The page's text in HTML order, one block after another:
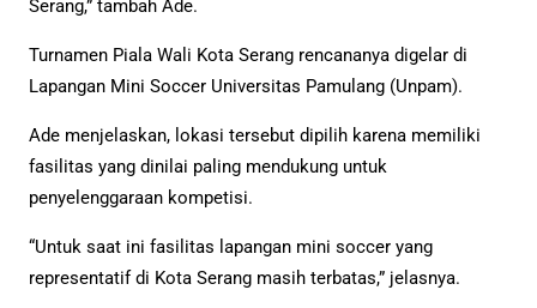
Serang,” tambah Ade.
Turnamen Piala Wali Kota Serang rencananya digelar di
Lapangan Mini Soccer Universitas Pamulang (Unpam).
Ade menjelaskan, lokasi tersebut dipilih karena memiliki
fasilitas yang dinilai paling mendukung untuk
penyelenggaraan kompetisi.
“Untuk saat ini fasilitas lapangan mini soccer yang
representatif di Kota Serang masih terbatas,” jelasnya.